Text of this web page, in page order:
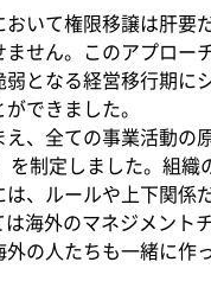
いて権限移譲は肝要
せん。このアプロー
弱となる経営移行期
できました。
え、全ての事業活動
を制定しました。組
、ルールや上下関係
海外のマネジメント
の人たちも一緒に作